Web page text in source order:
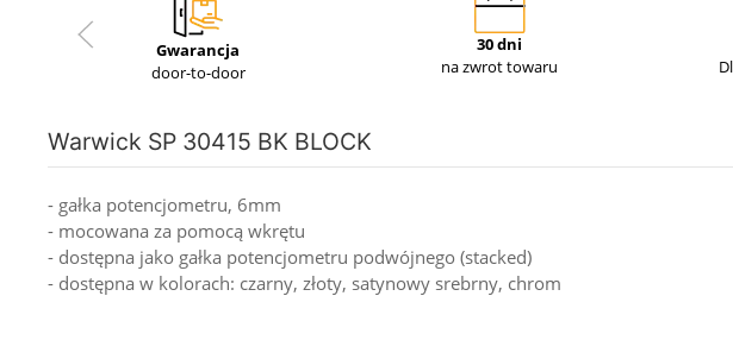
Gwarancja
door-to-door
30 dni
na zwrot towaru
Warwick SP 30415 BK BLOCK
- gałka potencjometru, 6mm
- mocowana za pomocą wkrętu
- dostępna jako gałka potencjometru podwójnego (stacked)
- dostępna w kolorach: czarny, złoty, satynowy srebrny, chrom